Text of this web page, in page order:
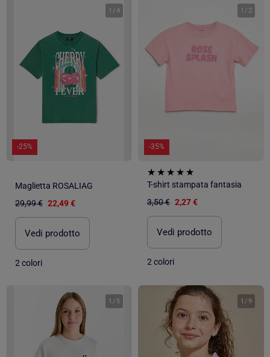
1 /4
-25%
Maglietta ROSALIAG
29,99 € 22,49 €
Vedi prodotto
2 colori
1 / 2
-35%
T-shirt stampata fantasia
3,50 € 2,27 €
Vedi prodotto
2 colori
1 / 5 1 /9